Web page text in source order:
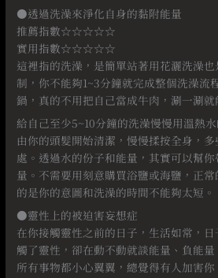
●透過洗澡來淨化自身的黏附能量
推薦指數☆☆☆☆☆
實用指數☆☆☆☆☆
這裡指的洗澡，是簡單站著用花灑洗澡
制，你不能夠1~3分鐘就完成整個洗澡流
鍋，真的不用把自己當成牛肉，涮一涮就
給自己至少5~10分鐘的洗澡慢慢用溫熱
由你的頭髮開始清潔，慢慢揉按全身，
處。透過水的份子和能量，其實可以幫
量。不需要用刻意購買浴鹽或海鹽，正
的是你的意圖和洗澡的時間不能夠太短。
●靈性上的被迫害妄想症
在你接觸靈性之前的日子，生活如常，
觸了靈性，卻在動不動就談能量、負能
所有事物都小心翼翼，總覺得有人加害